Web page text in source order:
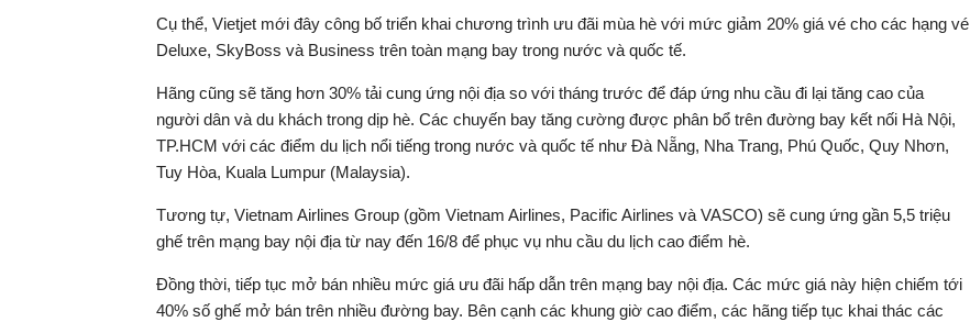
Cụ thể, Vietjet mới đây công bố triển khai chương trình ưu đãi mùa hè với mức giảm 20% giá vé cho các hạng vé
Deluxe, SkyBoss và Business trên toàn mạng bay trong nước và quốc tế.
Hãng cũng sẽ tăng hơn 30% tải cung ứng nội địa so với tháng trước để đáp ứng nhu cầu đi lại tăng cao của
người dân và du khách trong dịp hè. Các chuyến bay tăng cường được phân bổ trên đường bay kết nối Hà Nội,
TP.HCM với các điểm du lịch nổi tiếng trong nước và quốc tế như Đà Nẵng, Nha Trang, Phú Quốc, Quy Nhơn,
Tuy Hòa, Kuala Lumpur (Malaysia).
Tương tự, Vietnam Airlines Group (gồm Vietnam Airlines, Pacific Airlines và VASCO) sẽ cung ứng gần 5,5 triệu
ghế trên mạng bay nội địa từ nay đến 16/8 để phục vụ nhu cầu du lịch cao điểm hè.
Đồng thời, tiếp tục mở bán nhiều mức giá ưu đãi hấp dẫn trên mạng bay nội địa. Các mức giá này hiện chiếm tới
40% số ghế mở bán trên nhiều đường bay. Bên cạnh các khung giờ cao điểm, các hãng tiếp tục khai thác các